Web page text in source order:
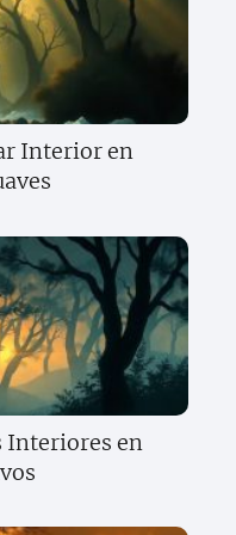
Interior en
Interiores en